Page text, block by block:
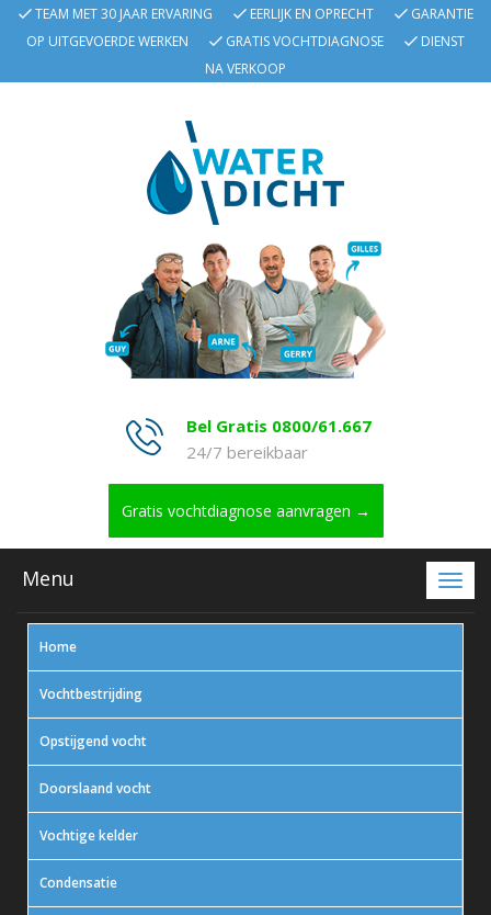
TEAM MET 30 JAAR ERVARING EERLIJK EN OPRECHT
GARANTIE
OP UITGEVOERDE WERKEN
GRATIS VOCHTDIAGNOSE
DIENST
NA VERKOOP
Bel Gratis 0800/61.667
24/7 bereikbaar
Gratis vochtdiagnose aanvragen →
Menu
Home
Vochtbestrijding
Opstijgend vocht
Doorslaand vocht
Vochtige kelder
Condensatie